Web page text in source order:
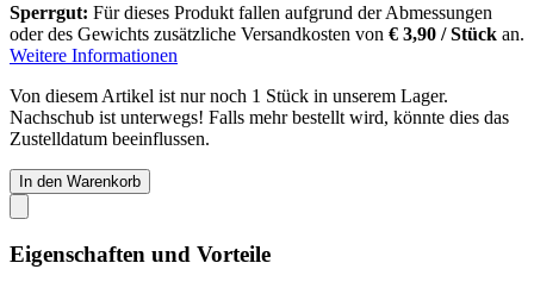
Sperrgut: Für dieses Produkt fallen aufgrund der Abmessungen
oder des Gewichts zusätzliche Versandkosten von € 3,90 / Stück an.
Weitere Informationen
Von diesem Artikel ist nur noch 1 Stück in unserem Lager.
Nachschub ist unterwegs! Falls mehr bestellt wird, könnte dies das
Zustelldatum beeinflussen.
In den Warenkorb
Eigenschaften und Vorteile